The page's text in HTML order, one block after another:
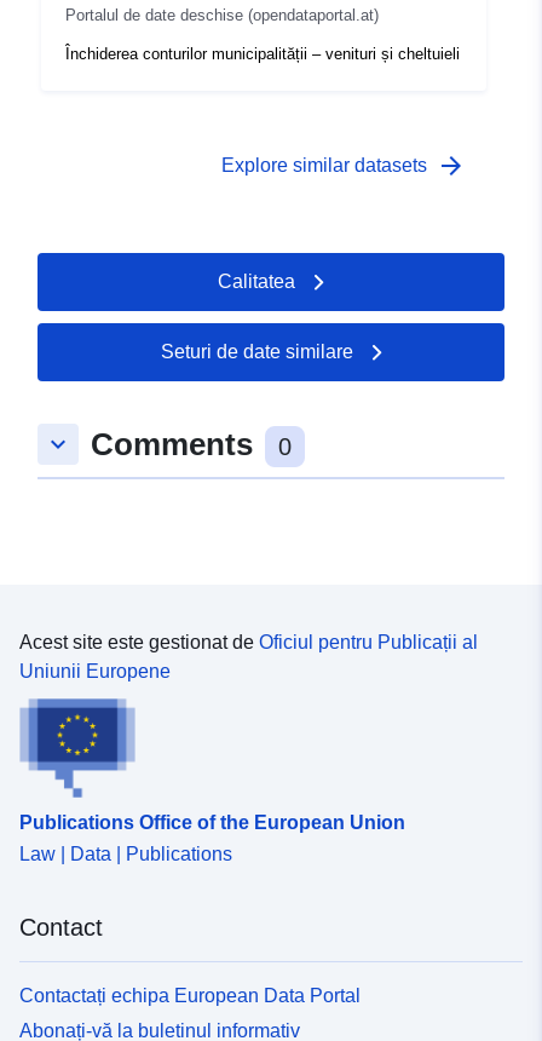
Portalul de date deschise (opendataportal.at)
Închiderea conturilor municipalității – venituri și cheltuieli
Explore similar datasets arrow_forward
Calitatea
Seturi de date similare
keyboard_arrow_down Comments 0
Acest site este gestionat de Oficiul pentru Publicații al
Uniunii Europene
Publications Office of the European Union
Law | Data | Publications
Contact
Contactați echipa European Data Portal
Abonați-vă la buletinul informativ